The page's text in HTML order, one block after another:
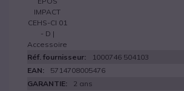
IMPACT
CEHS-CI 01
- D |
Accessoire
1000746 504103
5714708005476
2 ans